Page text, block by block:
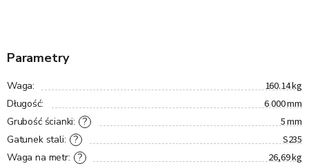
Parametry
Waga: 160.14 kg
Długość: 6 000 mm
?
Grubość ścianki: 5 mm
?
Gatunek stali: S235
?
Waga na metr: 26,69 kg